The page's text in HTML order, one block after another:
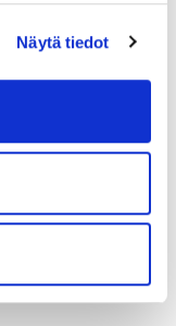
Näytä tiedot